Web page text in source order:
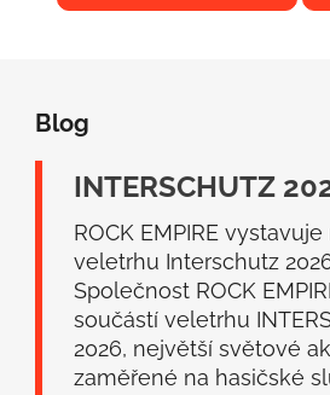
Blog
INTERSCHUTZ
ROCK EMPIRE vystavuje
veletrhu Interschutz
Společnost ROCK
součástí veletrhu
2026, největší světové
zaměřené na hasičské